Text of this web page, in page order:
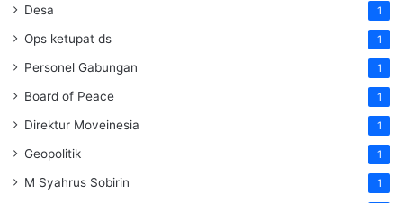
Desa 1
Ops ketupat ds 1
Personel Gabungan 1
Board of Peace 1
Direktur Moveinesia 1
Geopolitik 1
M Syahrus Sobirin 1